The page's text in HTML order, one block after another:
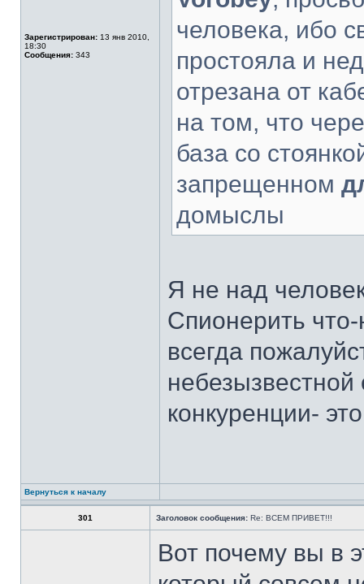
Зарегистрирован: 13 янв 2010,
18:30
Сообщения: 343
человека, ибо
простояла и
отрезана от
на том, что
база со
запрещенном
домыслы
Я не над
Спионерить
всегда
конкуренции-
Вернуться к началу
301 Заголовок сообщения: Re: ВСЕМ ПРИВЕТ!!!
Вот почему вы в